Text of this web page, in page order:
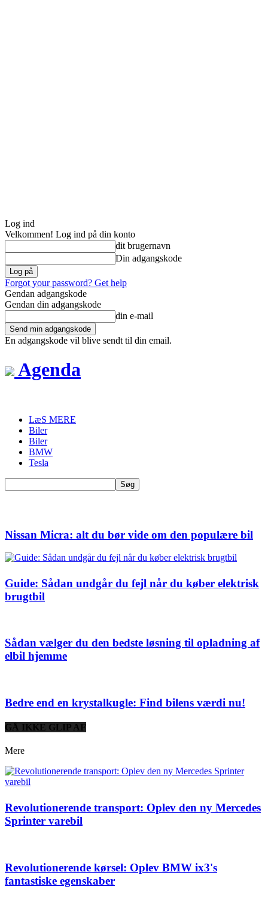
Log ind
Velkommen! Log ind på din konto
dit brugernavn
Din adgangskode
Forgot your password? Get help
Gendan adgangskode
Gendan din adgangskode
din e-mail
En adgangskode vil blive sendt til din email.
Agenda
LæS MERE
Biler
Biler
BMW
Tesla
Nissan Micra: alt du bør vide om den populære bil
Guide: Sådan undgår du fejl når du køber elektrisk
brugtbil
Sådan vælger du den bedste løsning til opladning af
elbil hjemme
Bedre end en krystalkugle: Find bilens værdi nu!
GÅ IKKE GLIP AF
Mere
Revolutionerende transport: Oplev den ny Mercedes
Sprinter varebil
Revolutionerende kørsel: Oplev BMW ix3's
fantastiske egenskaber